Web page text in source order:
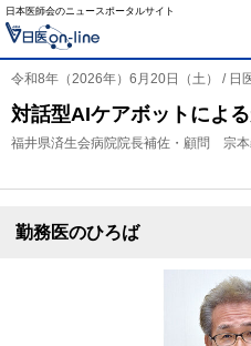
日本医師会のニュースポータルサイト
令和8年（2026年）6月20日（土） / 日
対話型AIケアボットによ
福井県済生会病院院長補佐・顧問 宗本
勤務医のひろば